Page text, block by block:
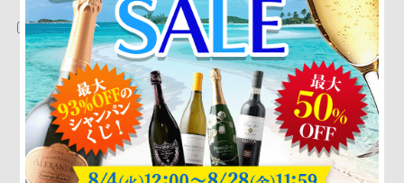
在庫切れを除く